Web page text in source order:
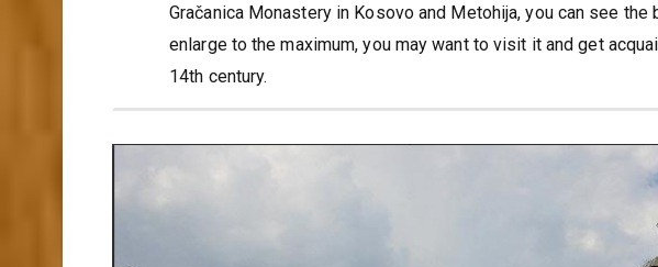
Gračanica Monastery in Kosovo and Metohija, you can see
enlarge to the maximum, you may want to visit it and get
14th century.